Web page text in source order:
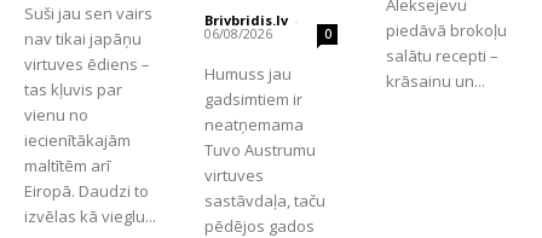
Suši jau sen vairs
nav tikai japāņu
virtuves ēdiens –
tas kļuvis par
vienu no
iecienītākajām
maltītēm arī
Eiropā. Daudzi to
izvēlas kā vieglu...
Brivbridis.lv -
06/08/2026 0
Humuss jau
gadsimtiem ir
neatņemama
Tuvo Austrumu
virtuves
sastāvdaļa, taču
pēdējos gados
Aleksejevu
piedāvā brokoļu
salātu recepti –
krāsainu un...